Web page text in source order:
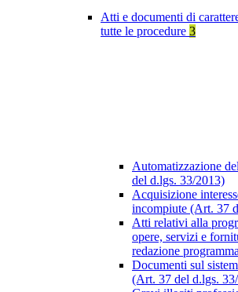
Atti e documenti di
tutte le procedure 3
Automatizzazione
del d.lgs. 33/2013)
Acquisizione
incompiute (Art. 37
Atti relativi alla
opere, servizi e
redazione
Documenti sul
(Art. 37 del d.lgs.